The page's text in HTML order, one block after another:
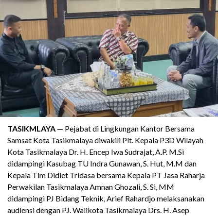
TASIKMLAYA — Pejabat di Lingkungan Kantor Bersama
Samsat Kota Tasikmalaya diwakili Plt. Kepala P3D Wilayah
Kota Tasikmalaya Dr. H. Encep Iwa Sudrajat, A.P. M.Si
didampingi Kasubag TU Indra Gunawan, S. Hut, M.M dan
Kepala Tim Didiet Tridasa bersama Kepala PT Jasa Raharja
Perwakilan Tasikmalaya Amnan Ghozali, S. Si, MM
didampingi PJ Bidang Teknik, Arief Rahardjo melaksanakan
audiensi dengan PJ. Walikota Tasikmalaya Drs. H. Asep